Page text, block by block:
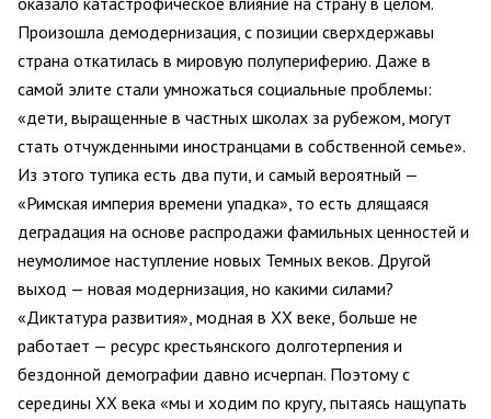
Произошла демодернизация, с позиции сверхдержавы
страна откатилась в мировую полупериферию. Даже в
самой элите стали умножаться социальные проблемы:
«дети, выращенные в частных школах за рубежом, могут
стать отчужденными иностранцами в собственной семье».
Из этого тупика есть два пути, и самый вероятный —
«Римская империя времени упадка», то есть длящаяся
деградация на основе распродажи фамильных ценностей и
неумолимое наступление новых Темных веков. Другой
выход — новая модернизация, но какими силами?
«Диктатура развития», модная в XX веке, больше не
работает — ресурс крестьянского долготерпения и
бездонной демографии давно исчерпан. Поэтому с
середины XX века «мы и ходим по кругу, пытаясь нащупать